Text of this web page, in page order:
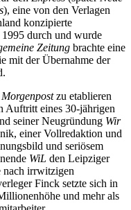
), eine von den Verlagen
konzipierte
durch und wurde
Zeitung brachte eine
mit der Übernahme der
zu etablieren
Auftritt eines 30-jährigen
seiner Neugründung Wir
einer Vollredaktion und
und seriösem
WiL den Leipziger
nach irrwitzigen
Finck setzte sich in
und mehr als